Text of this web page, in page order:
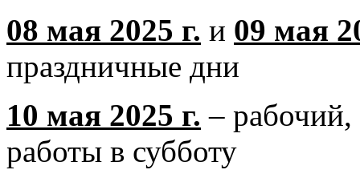
08 мая 2025 г. и 09 мая
праздничные дни
10 мая 2025 г. – рабочий,
работы в субботу